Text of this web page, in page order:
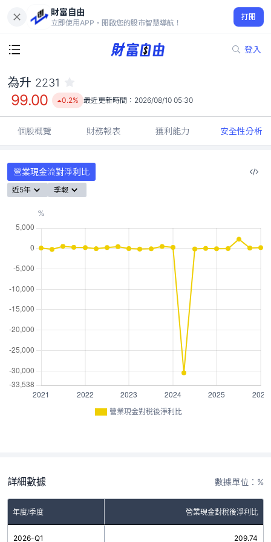
財富自由
立即使用APP，開啟您的股市智慧導航！
打開
登入
99.00
0.2%
為升 2231
99.00 0.2% 最近更新時間： 2026/08/10 05:30
個股概覽 財務報表 獲利能力 安全性分析
營業現金流對淨利比
近5年 季報
營業現金對稅後淨利比
詳細數據 數據單位：%
年度/季度 營業現金對稅後淨利比
2026-Q1 209.74